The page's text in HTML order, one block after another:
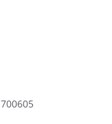
700605